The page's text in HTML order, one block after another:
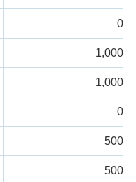
0票
1,000票
1,000票
0票
500票
500票